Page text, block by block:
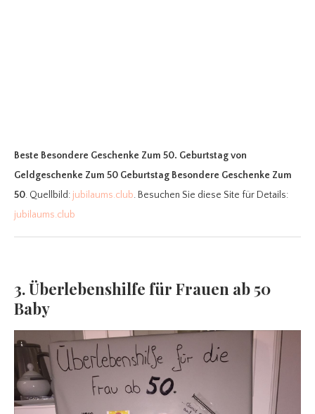
Beste Besondere Geschenke Zum 50. Geburtstagvon
Geldgeschenke Zum 50 Geburtstag Besondere Geschenke Zum
50. Quellbild: jubilaums.club. Besuchen Sie diese Site für Details:
jubilaums.club
3. Überlebenshilfe für Frauen ab 50
Baby